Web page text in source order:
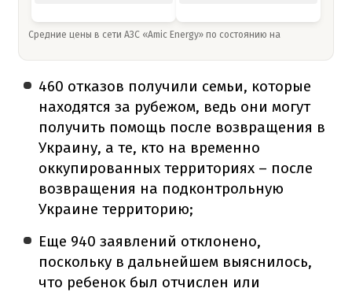
Средние цены в сети АЗС «Amic Energy» по состоянию на
460 отказов получили семьи, которые
находятся за рубежом, ведь они могут
получить помощь после возвращения в
Украину, а те, кто на временно
оккупированных территориях – после
возвращения на подконтрольную
Украине территорию;
Еще 940 заявлений отклонено,
поскольку в дальнейшем выяснилось,
что ребенок был отчислен или